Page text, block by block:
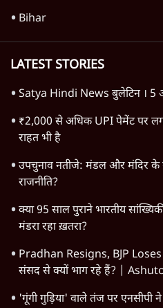
Bihar
LATEST STORIES
Satya Hindi News बुलेटिन ।
₹2,000 से अधिक UPI पेमेंट पर
राहत भी है
उपचुनाव नतीजे: मंडल और मंदिर के
राजनीति?
क्या 95 साल पुराने भारतीय
मंडरा रहा ख़तरा?
Pradhan Resigns, BJP
संसद से क्यों भाग रहे हैं? |
'गूंगी गुड़िया' वाले तंज पर एनसीपी